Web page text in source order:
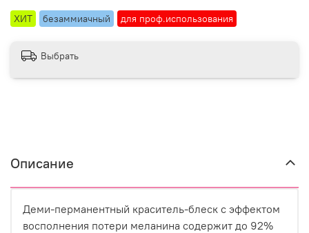
ХИТ безаммиачный для проф.использования
Выбрать
Описание
Деми-перманентный краситель-блеск с эффектом
восполнения потери меланина содержит до 92%